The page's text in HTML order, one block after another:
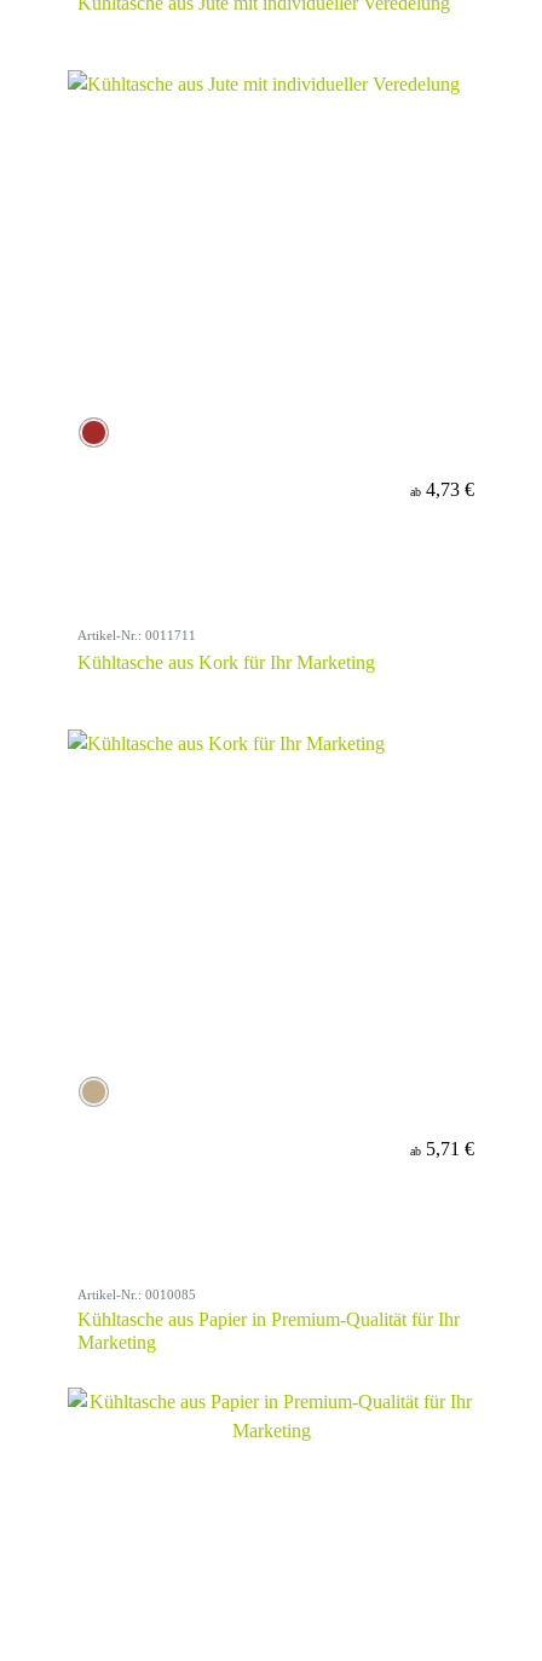
ab 4,73 €
Artikel-Nr.: 0011711
Kühltasche aus Kork für Ihr Marketing
ab 5,71 €
Artikel-Nr.: 0010085
Kühltasche aus Papier in Premium-Qualität für Ihr
Marketing